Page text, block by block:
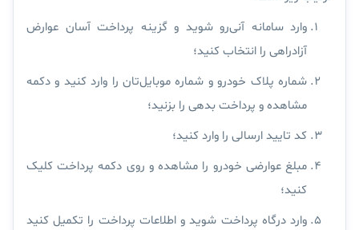
وارد سامانه آنی‌رو شوید و گزینه پرداخت آسان عوارض
آزادراهی را انتخاب کنید؛
شماره پلاک خودرو و شماره موبایل‌تان را وارد کنید و دکمه
مشاهده و پرداخت بدهی را بزنید؛
کد تایید ارسالی را وارد کنید؛
مبلغ عوارضی خودرو را مشاهده و روی دکمه پرداخت کلیک
کنید؛
وارد درگاه پرداخت شوید و اطلاعات پرداخت را تکمیل کنید